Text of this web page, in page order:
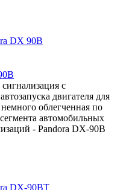
с
двигателя для
облегченная по
автомобильных
- Pandora DX-90B